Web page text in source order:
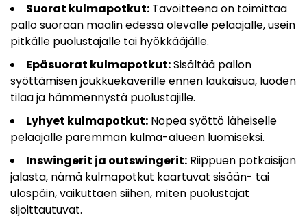
Suorat kulmapotkut: Tavoitteena on toimittaa
pallo suoraan maalin edessä olevalle pelaajalle, usein
pitkälle puolustajalle tai hyökkääjälle.
Epäsuorat kulmapotkut:Sisältää pallon
syöttämisen joukkuekaverille ennen laukaisua, luoden
tilaa ja hämmennystä puolustajille.
Lyhyet kulmapotkut: Nopea syöttö läheiselle
pelaajalle paremman kulma-alueen luomiseksi.
Inswingerit ja outswingerit: Riippuen potkaisijan
jalasta, nämä kulmapotkut kaartuvat sisään- tai
ulospäin, vaikuttaen siihen, miten puolustajat
sijoittautuvat.